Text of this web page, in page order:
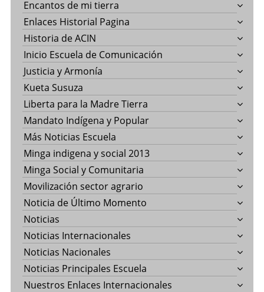
Encantos de mi tierra
Enlaces Historial Pagina
Historia de ACIN
Inicio Escuela de Comunicación
Justicia y Armonía
Kueta Susuza
Liberta para la Madre Tierra
Mandato Indígena y Popular
Más Noticias Escuela
Minga indigena y social 2013
Minga Social y Comunitaria
Movilización sector agrario
Noticia de Último Momento
Noticias
Noticias Internacionales
Noticias Nacionales
Noticias Principales Escuela
Nuestros Enlaces Internacionales